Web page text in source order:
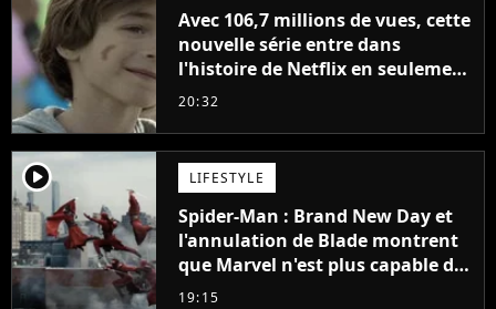
Avec 106,7 millions de vues, cette
nouvelle série entre dans
l'histoire de Netflix en seulement
48 jours
20:32
player2 LIFESTYLE
Spider-Man : Brand New Day et
l'annulation de Blade montrent
que Marvel n'est plus capable de
faire quoi que ce soit de simple
19:15